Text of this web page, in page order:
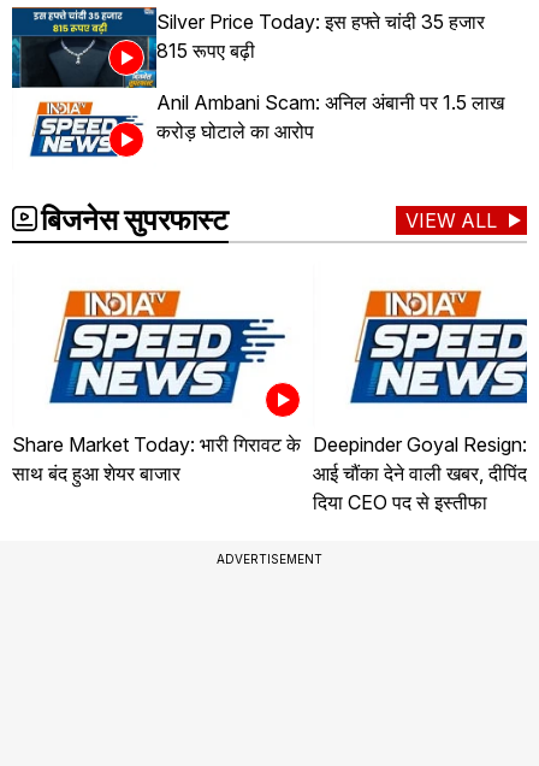
Silver Price Today: इस हफ्ते चांदी 35 हजार
815 रूपए बढ़ी
Anil Ambani Scam: अनिल अंबानी पर 1.5 लाख
करोड़ घोटाले का आरोप
बिजनेस सुपरफास्ट VIEW ALL
Share Market Today: भारी गिरावट के
साथ बंद हुआ शेयर बाजार
Deepinder Goyal Resign:
आई चौंका देने वाली खबर,
दिया CEO पद से इस्तीफा
ADVERTISEMENT